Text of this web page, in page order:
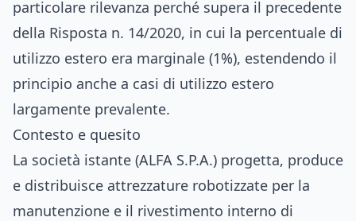
particolare rilevanza perché supera il precedente
della Risposta n. 14/2020, in cui la percentuale di
utilizzo estero era marginale (1%), estendendo il
principio anche a casi di utilizzo estero
largamente prevalente.
Contesto e quesito
La società istante (ALFA S.P.A.) progetta, produce
e distribuisce attrezzature robotizzate per la
manutenzione e il rivestimento interno di